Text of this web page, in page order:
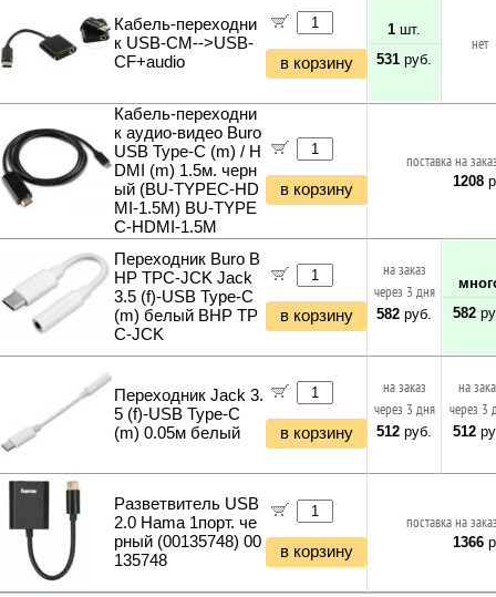
Кабель-переходни
к USB-CM-->USB-
CF+audio
в корзину
1 шт.
531 руб.
нет
Кабель-переходни
к аудио-видео Buro
USB Type-C (m) / H
DMI (m) 1.5м. черн
ый (BU-TYPEC-HD
MI-1.5M) BU-TYPE
C-HDMI-1.5M
в корзину
поставка на
1208
Переходник Buro B
HP TPC-JCK Jack
3.5 (f)-USB Type-C
(m) белый BHP TP
C-JCK
в корзину
на заказ
через 3 дня
582 руб.
582
Переходник Jack 3.
5 (f)-USB Type-C
(m) 0.05м белый
в корзину
на заказ
через 3 дня
512 руб.
на
через 3
512
Разветвитель USB
2.0 Hama 1порт. че
рный (00135748) 00
135748
в корзину
поставка на
1366